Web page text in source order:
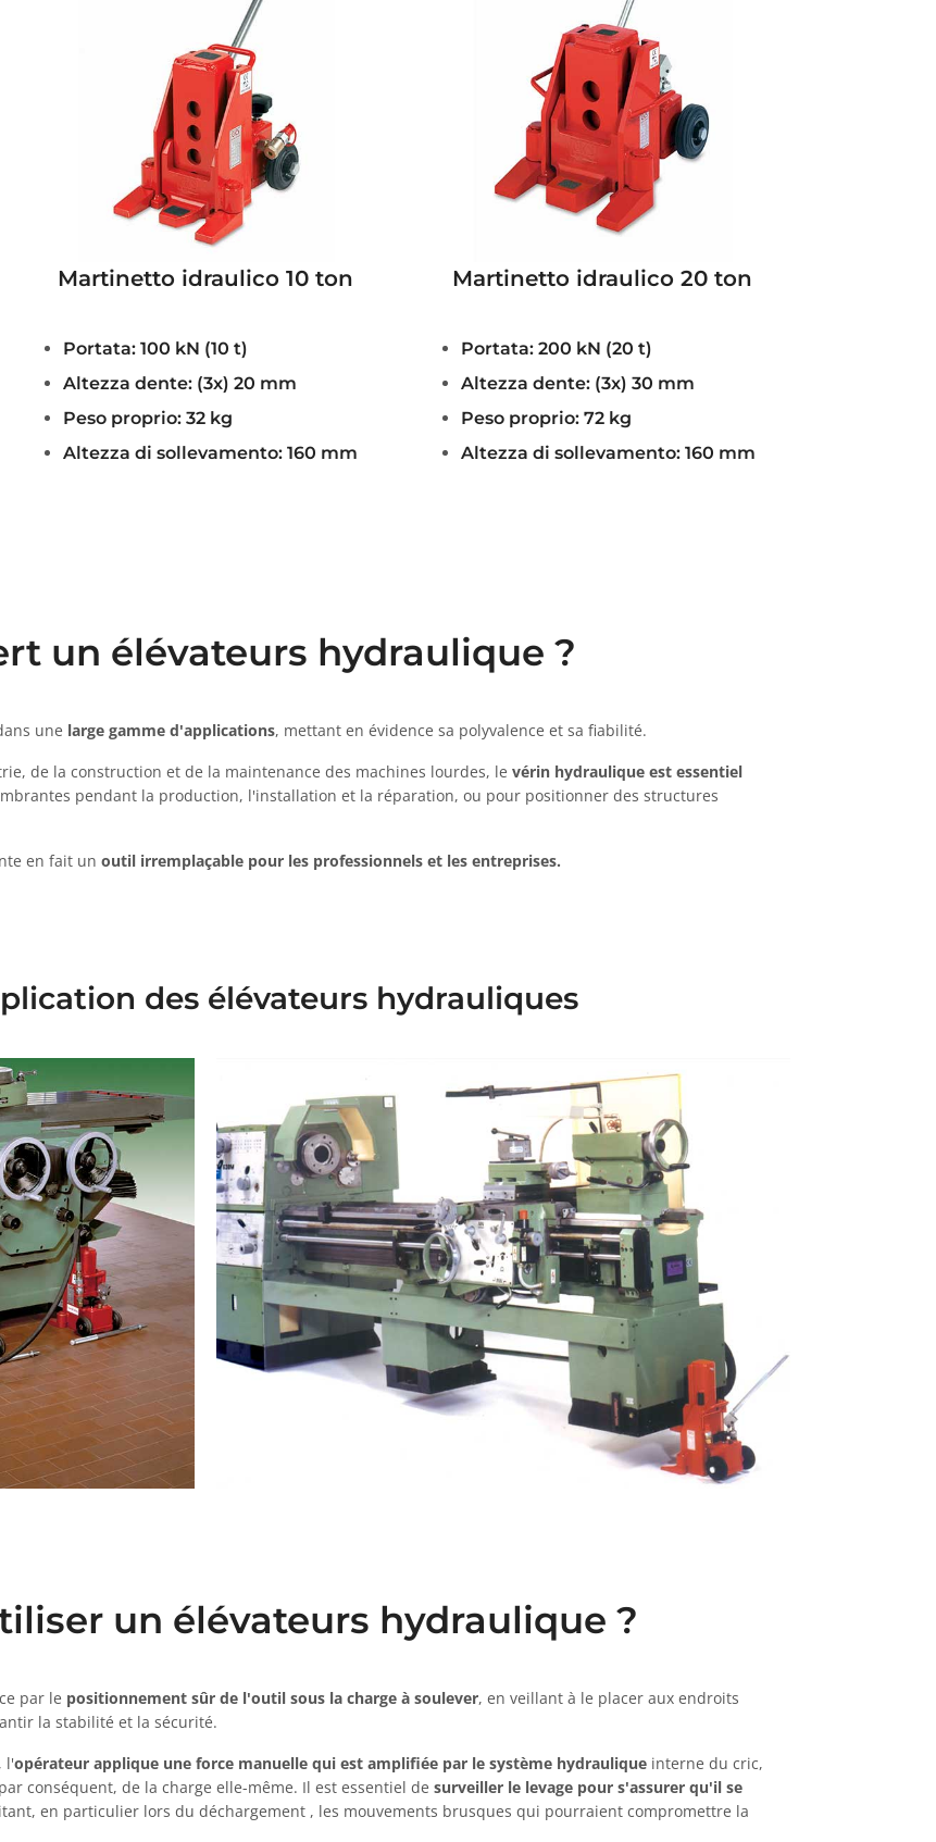
Martinetto idraulico 10 ton
Portata: 100 kN (10 t)
Altezza dente: (3x) 20 mm
Peso proprio: 32 kg
Altezza di sollevamento: 160 mm
Martinetto idraulico 20 ton
Portata: 200 kN (20 t)
Altezza dente: (3x) 30 mm
Peso proprio: 72 kg
Altezza di sollevamento: 160 mm
un élévateurs hydraulique ?
une large gamme d'applications, mettant en évidence sa polyvalence et sa fiabilité.
de la construction et de la maintenance des machines lourdes, le vérin hydraulique est essentiel
pendant la production, l'installation et la réparation, ou pour positionner des structures
en fait un outil irremplaçable pour les professionnels et les entreprises.
des élévateurs hydrauliques
un élévateurs hydraulique ?
par le positionnement sûr de l'outil sous la charge à soulever, en veillant à le placer aux endroits
la stabilité et la sécurité.
l'opérateur applique une force manuelle qui est amplifiée par le système hydraulique interne du cric,
conséquent, de la charge elle-même. Il est essentiel de surveiller le levage pour s'assurer qu'il se
en particulier lors du déchargement , les mouvements brusques qui pourraient compromettre la